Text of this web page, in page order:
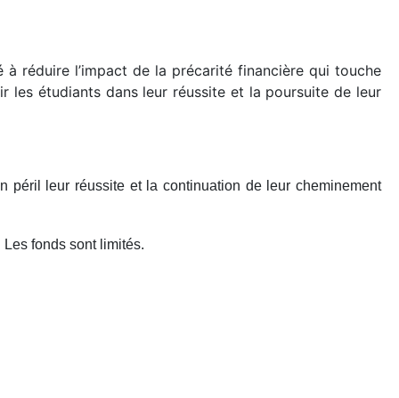
réduire l’impact de la précarité financière qui touche
les étudiants dans leur réussite et la poursuite de leur
péril leur réussite et la continuation de leur cheminement
fonds sont limités.